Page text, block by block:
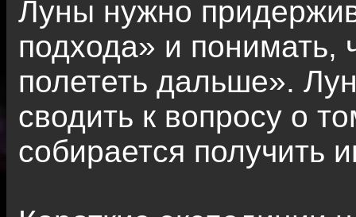
Луны нужно
подхода» и понимать,
полететь дальше».
сводить к вопросу о
собирается получить